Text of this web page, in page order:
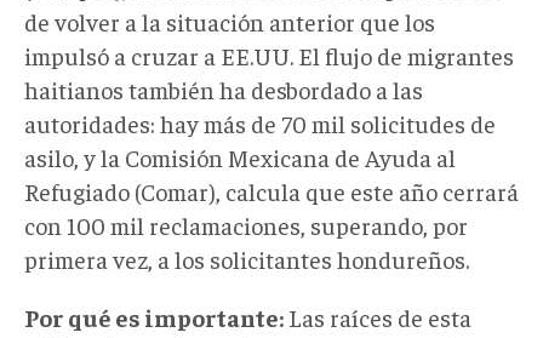
de volver a la situación anterior que los
impulsó a cruzar a EE.UU. El flujo de migrantes
haitianos también ha desbordado a las
autoridades: hay más de 70 mil solicitudes de
asilo, y la Comisión Mexicana de Ayuda al
Refugiado (Comar), calcula que este año cerrará
con 100 mil reclamaciones, superando, por
primera vez, a los solicitantes hondureños.
Por qué es importante: Las raíces de esta